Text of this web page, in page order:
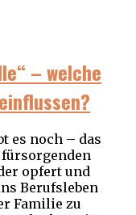
– welche
es noch – das
opfert und
Berufsleben
Familie zu